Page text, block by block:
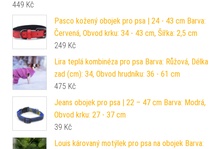
449 Kč
Pasco kožený obojek pro psa | 24 - 43 cm Barva:
Červená, Obvod krku: 34 - 43 cm, Šířka: 2,5 cm
249 Kč
Lira teplá kombinéza pro psa Barva: Růžová, Délka
zad (cm): 34, Obvod hrudníku: 36 - 61 cm
475 Kč
Jeans obojek pro psa | 22 – 47 cm Barva: Modrá,
Obvod krku: 27 - 37 cm
39 Kč
Louis károvaný motýlek pro psa na obojek Barva: